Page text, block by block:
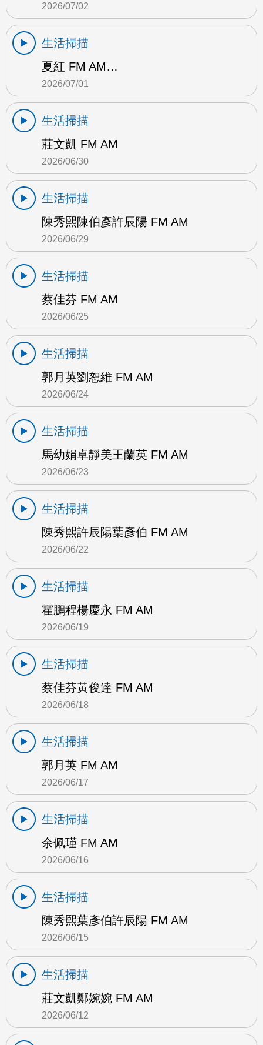
2026/07/02
生活掃描
夏紅 FM AM…
2026/07/01
生活掃描
莊文凱 FM AM
2026/06/30
生活掃描
陳秀熙陳伯彥許辰陽 FM AM
2026/06/29
生活掃描
蔡佳芬 FM AM
2026/06/25
生活掃描
郭月英劉恕維 FM AM
2026/06/24
生活掃描
馬幼娟卓靜美王蘭英 FM AM
2026/06/23
生活掃描
陳秀熙許辰陽葉彥伯 FM AM
2026/06/22
生活掃描
霍鵬程楊慶永 FM AM
2026/06/19
生活掃描
蔡佳芬黃俊達 FM AM
2026/06/18
生活掃描
郭月英 FM AM
2026/06/17
生活掃描
余佩瑾 FM AM
2026/06/16
生活掃描
陳秀熙葉彥伯許辰陽 FM AM
2026/06/15
生活掃描
莊文凱鄭婉婉 FM AM
2026/06/12